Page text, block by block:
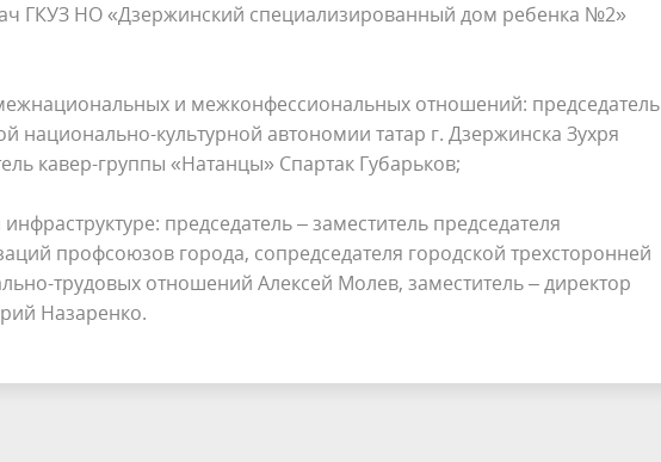
ГКУЗ НО «Дзержинский специализированный дом ребенка №2»
и межконфессиональных отношений: председатель
национально-культурной автономии татар г. Дзержинска Зухря
кавер-группы «Натанцы» Спартак Губарьков;
председатель – заместитель председателя
профсоюзов города, сопредседателя городской трехсторонней
трудовых отношений Алексей Молев, заместитель – директор
Назаренко.